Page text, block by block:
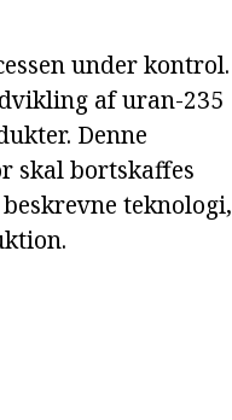
under kontrol.
af uran-235
Denne
skal bortskaffes
teknologi,